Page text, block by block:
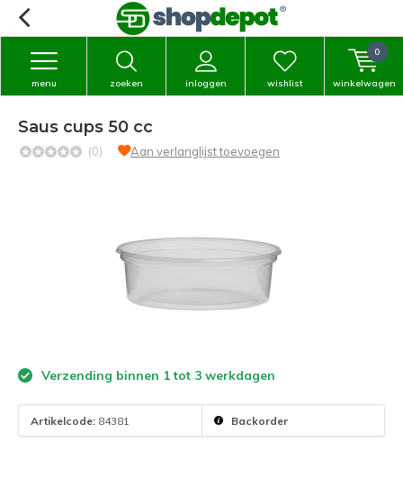
zoeken inloggen
menu wishlist winkelwagen
0
Saus cups 50 cc
(0) Aan verlanglijst toevoegen
Verzending binnen 1 tot 3 werkdagen
Artikelcode: 84381 Backorder